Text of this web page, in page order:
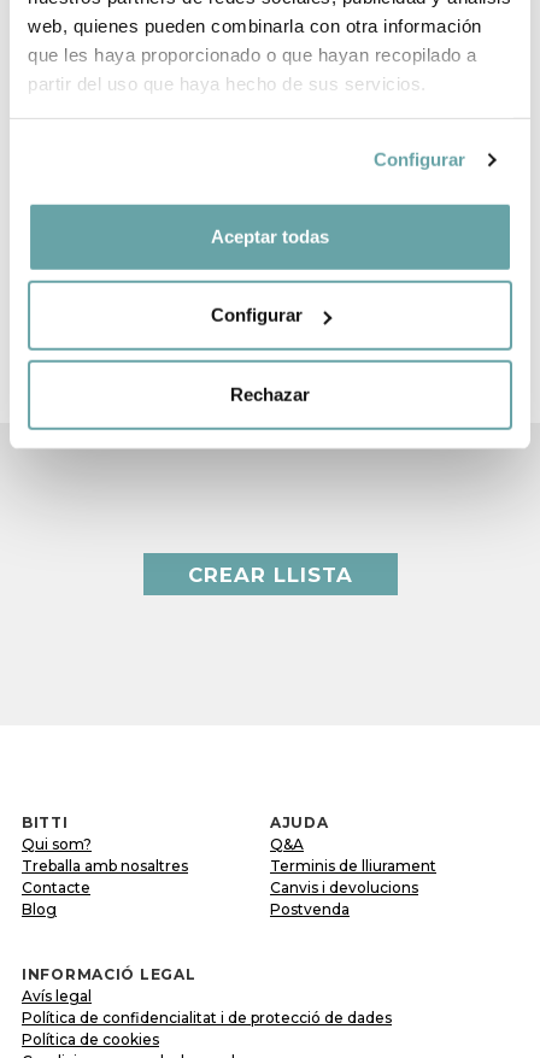
web, quienes pueden combinarla con otra información
que les haya proporcionado o que hayan recopilado a
partir del uso que haya hecho de sus servicios.
Configurar
Aceptar todas
Configurar
Rechazar
ALTRES CLIENTS TAMBÉ VAN VEURE
CREA LA TEVA LLISTA NADÓ
CREAR LLISTA
BITTI
Qui som?
Treballa amb nosaltres
Contacte
Blog
AJUDA
Q&A
Terminis de lliurament
Canvis i devolucions
Postvenda
INFORMACIÓ LEGAL
Avís legal
Política de confidencialitat i de protecció de dades
Política de cookies